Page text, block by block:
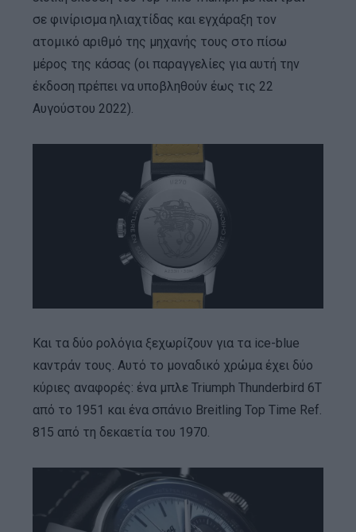
σε φινίρισμα ηλιαχτίδας και εγχάραξη τον
ατομικό αριθμό της μηχανής τους στο πίσω
μέρος της κάσας (οι παραγγελίες για αυτή την
έκδοση πρέπει να υποβληθούν έως τις 22
Αυγούστου 2022).
Και τα δύο ρολόγια ξεχωρίζουν για τα ice-blue
καντράν τους. Αυτό το μοναδικό χρώμα έχει δύο
κύριες αναφορές: ένα μπλε Triumph Thunderbird 6T
από το 1951 και ένα σπάνιο Breitling Top Time Ref.
815 από τη δεκαετία του 1970.